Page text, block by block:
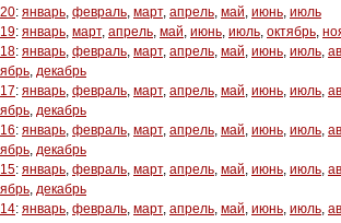
: январь, февраль, март, апрель, май, июнь, июль
: январь, март, апрель, май, июнь, июль, октябрь,
: январь, февраль, март, апрель, май, июнь, июль,
, декабрь
: январь, февраль, март, апрель, май, июнь, июль,
, декабрь
: январь, февраль, март, апрель, май, июнь, июль,
, декабрь
: январь, февраль, март, апрель, май, июнь, июль,
, декабрь
: январь, февраль, март, апрель, май, июнь, июль,